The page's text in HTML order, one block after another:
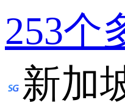
253个
新加